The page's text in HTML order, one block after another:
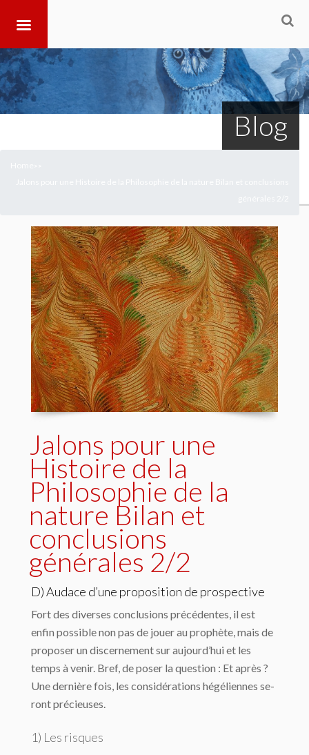
Blog
Jalons pour une
Histoire de la
Philosophie de la
nature Bilan et
conclusions
générales 2/2
D) Audace d’une proposition de prospective
Fort des diverses conclusions précédentes, il est
enfin possible non pas de jouer au prophète, mais de
proposer un discernement sur aujourd’hui et les
temps à venir. Bref, de poser la question : Et après ?
Une dernière fois, les considérations hégéliennes se­
ront précieuses.
1) Les risques